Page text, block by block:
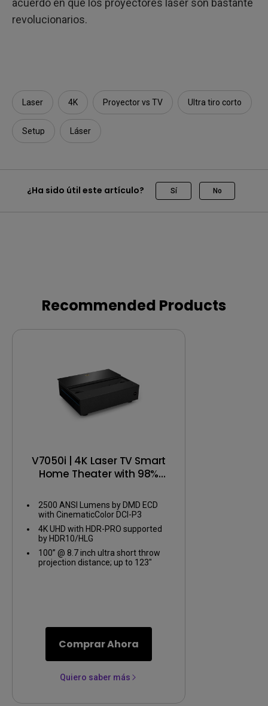
acuerdo en que los proyectores láser son bastante
revolucionarios.
Laser 4K Proyector vs TV Ultra tiro corto
Setup Láser
¿Ha sido útil este artículo? Sí No
Recommended Products
V7050i | 4K Laser TV Smart
Home Theater with 98%
2500 ANSI Lumens by DMD ECD
with CinematicColor DCI-P3
4K UHD with HDR-PRO supported
by HDR10/HLG
100” @ 8.7 inch ultra short throw
projection distance; up to 123"
Comprar Ahora
Quiero saber más